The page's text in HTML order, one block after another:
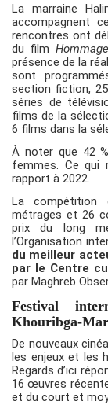
La marraine
accompagnent
rencontres ont
du film
présence de la
sont
section fiction,
séries de
films de la
6 films dans la
À noter que 42
femmes. Ce qui
rapport à 2022.
La
métrages et 26
prix du long
l’Organisation
du meilleur
par le Centre
par Maghreb
Festival
Khouribga-
De nouveaux
les enjeux et les
Regards d’ici
16 œuvres
et du court et